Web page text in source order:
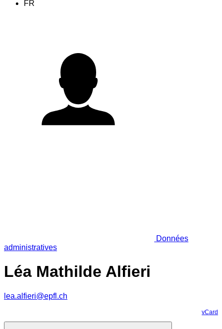
FR
Données
administratives
Léa Mathilde Alfieri
lea.alfieri@epfl.ch
vCard